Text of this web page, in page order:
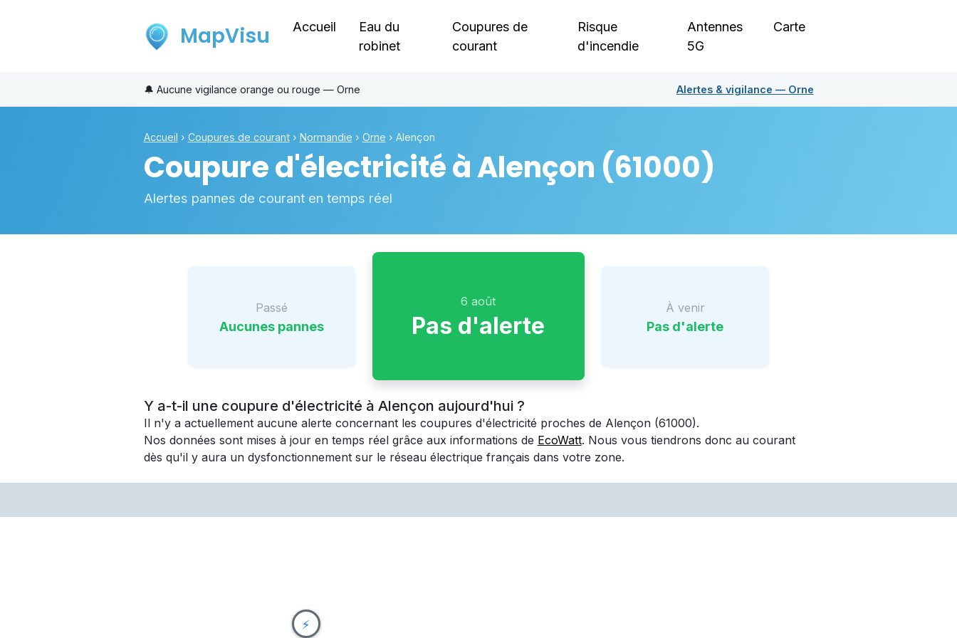
MapVisu Accueil
Eau du
robinet
Coupures de
courant
Risque
d'incendie
Antennes
5G
Carte
🔔 Aucune vigilance orange ou rouge — Orne Alertes & vigilance — Orne
Accueil › Coupures de courant› Normandie › Orne › Alençon
Coupure d'électricité àAlençon (61000)
Alertes pannes de courant en temps réel
Passé
Aucunes pannes
6 août
Pas d'alerte
À venir
Pas d'alerte
Y a-t-il une coupure d'électricité à Alençon aujourd'hui ?
Il n'y a actuellement aucune alerte concernant les coupures d'électricité proches de Alençon(61000).
Nos données sont mises à jour en temps réel grâce aux informations de EcoWatt. Nous vous tiendrons donc au courant
dès qu'il y aura un dysfonctionnement sur le réseau électrique français dans votre zone.
⚡